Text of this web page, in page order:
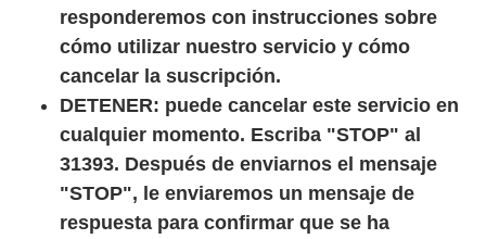
responderemos con instrucciones sobre
cómo utilizar nuestro servicio y cómo
cancelar la suscripción.
DETENER: puede cancelar este servicio en
cualquier momento. Escriba "STOP" al
31393. Después de enviarnos el mensaje
"STOP", le enviaremos un mensaje de
respuesta para confirmar que se ha